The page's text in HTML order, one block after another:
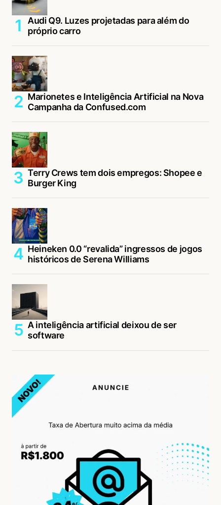
Audi Q9. Luzes projetadas para além do
próprio carro
Marionetes e Inteligência Artificial na Nova
Campanha da Confused.com
Terry Crews tem dois empregos: Shopee e
Burger King
Heineken 0.0 “revalida” ingressos de jogos
históricos de Serena Williams
A inteligência artificial deixou de ser
software